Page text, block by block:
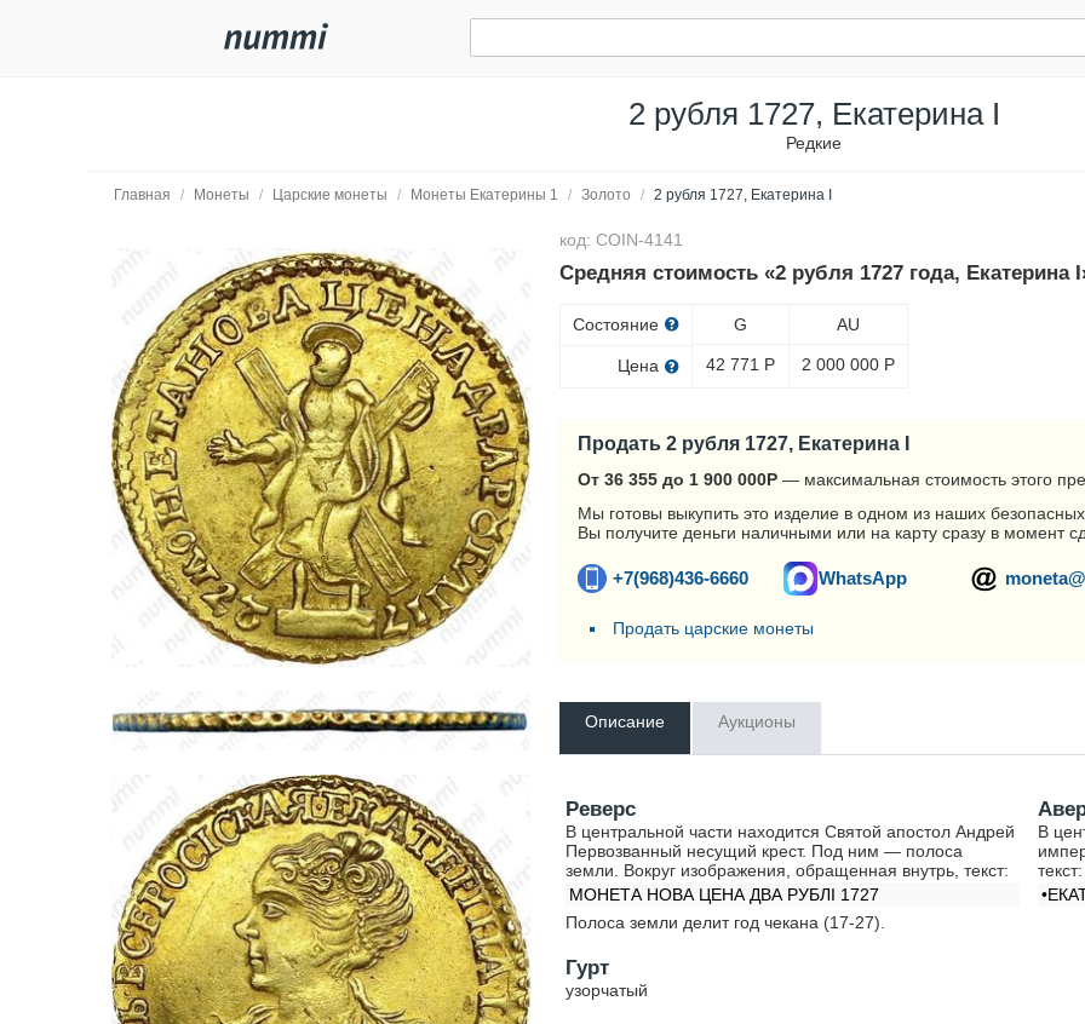
2 рубля 1727, Екатерина I
Редкие
Главная / Монеты / Царские монеты / Монеты Екатерины 1 / Золото / 2 рубля 1727, Екатерина I
код: COIN-4141
Средняя стоимость «2 рубля 1727 года, Екатерина
Состояние
Цена
G
42 771 Р
AU
2 000 000 Р
Продать 2 рубля 1727, Екатерина I
От 36 355 до 1 900 000Р — максимальная стоимость этого
Мы готовы выкупить это изделие в одном из наших
Вы получите деньги наличными или на карту сразу в момент
+7(968)436-6660 WhatsApp
Продать царские монеты
Описание Аукционы
Реверс
В центральной части находится Святой апостол Андрей
Первозванный несущий крест. Под ним — полоса
земли. Вокруг изображения, обращенная внутрь, текст:
МОНЕТА НОВА ЦЕНА ДВА РУБЛI 1727
Полоса земли делит год чекана (17-27).
В
текст:
Гурт
узорчатый